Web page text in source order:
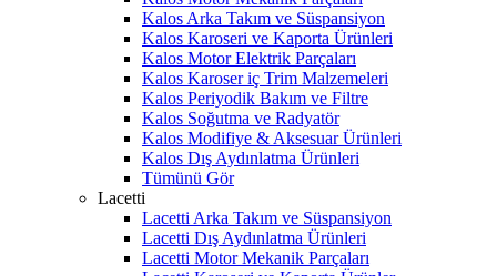
Kalos Arka Takım ve Süspansiyon
Kalos Karoseri ve Kaporta Ürünleri
Kalos Motor Elektrik Parçaları
Kalos Karoser iç Trim Malzemeleri
Kalos Periyodik Bakım ve Filtre
Kalos Soğutma ve Radyatör
Kalos Modifiye & Aksesuar Ürünleri
Kalos Dış Aydınlatma Ürünleri
Tümünü Gör
Lacetti
Lacetti Arka Takım ve Süspansiyon
Lacetti Dış Aydınlatma Ürünleri
Lacetti Motor Mekanik Parçaları